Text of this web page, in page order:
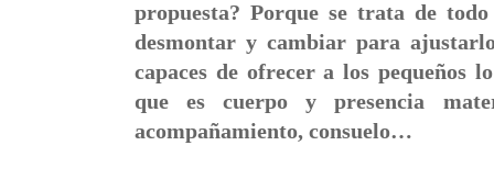
propuesta? Porque se trata de
desmontar y cambiar para
capaces de ofrecer a los pequeños
que es cuerpo y presencia
acompañamiento, consuelo…